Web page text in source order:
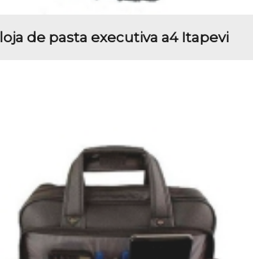
loja de pasta executiva a4 Itapevi